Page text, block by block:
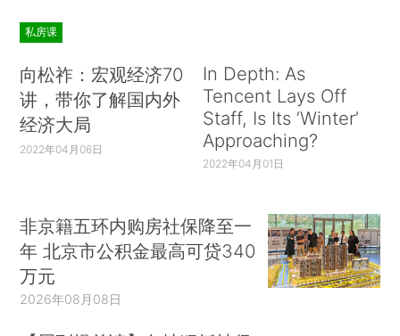
私房课
向松祚：宏观经济70
讲，带你了解国内外
经济大局
2022年04月06日
In Depth: As
Tencent Lays Off
Staff, Is Its ‘Winter’
Approaching?
2022年04月01日
非京籍五环内购房社保降至一
年 北京市公积金最高可贷340
万元
2026年08月08日